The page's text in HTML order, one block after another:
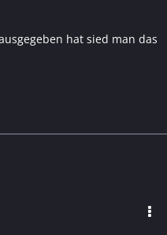
hat sied man das